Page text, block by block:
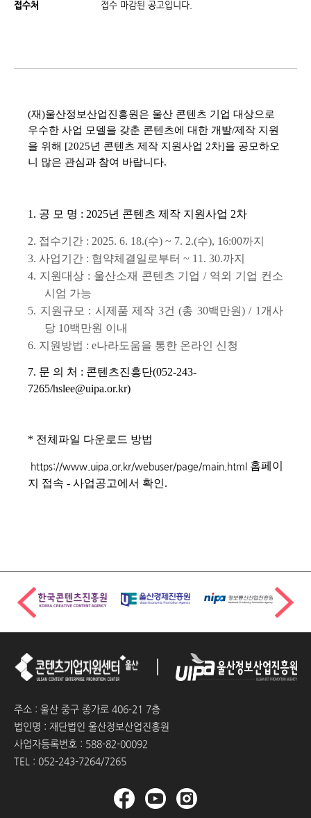
접수처 접수 마감된 공고입니다.
(재)울산정보산업진흥원은 울산 콘텐츠 기업 대상으로
우수한 사업 모델을 갖춘 콘텐츠에 대한 개발/제작 지원
을 위해 [2025년 콘텐츠 제작 지원사업 2차]을 공모하오
니 많은 관심과 참여 바랍니다.
1. 공 모 명 : 2025년 콘텐츠 제작 지원사업 2차
2. 접수기간 : 2025. 6. 18.(수) ~ 7. 2.(수), 16:00까지
3. 사업기간 : 협약체결일로부터 ~ 11. 30.까지
4. 지원대상 : 울산소재 콘텐츠 기업 / 역외 기업 컨소
시엄 가능
5. 지원규모 : 시제품 제작 3건 (총 30백만원) / 1개사
당 10백만원 이내
6. 지원방법 : e나라도움을 통한 온라인 신청
7. 문 의 처 : 콘텐츠진흥단(052-243-
7265/hslee@uipa.or.kr)
* 전체파일 다운로드 방법
https://www.uipa.or.kr/webuser/page/main.html 홈페이
지 접속 - 사업공고에서 확인.
주소 : 울산 중구 종가로 406-21 7층
법인명 : 재단법인 울산정보산업진흥원
사업자등록번호 : 588-82-00092
TEL : 052-243-7264/7265